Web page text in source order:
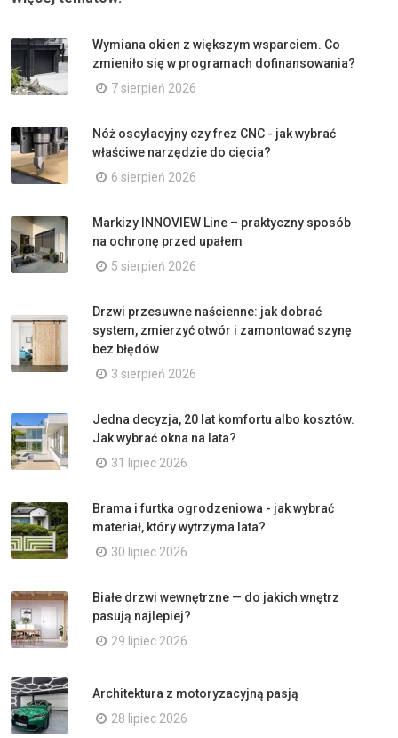
Wymiana okien z większym wsparciem. Co
zmieniło się w programach dofinansowania?
7 sierpień 2026
Nóż oscylacyjny czy frez CNC - jak wybrać
właściwe narzędzie do cięcia?
6 sierpień 2026
Markizy INNOVIEW Line – praktyczny sposób
na ochronę przed upałem
5 sierpień 2026
Drzwi przesuwne naścienne: jak dobrać
system, zmierzyć otwór i zamontować szynę
bez błędów
3 sierpień 2026
Jedna decyzja, 20 lat komfortu albo kosztów.
Jak wybrać okna na lata?
31 lipiec 2026
Brama i furtka ogrodzeniowa - jak wybrać
materiał, który wytrzyma lata?
30 lipiec 2026
Białe drzwi wewnętrzne — do jakich wnętrz
pasują najlepiej?
29 lipiec 2026
Architektura z motoryzacyjną pasją
28 lipiec 2026